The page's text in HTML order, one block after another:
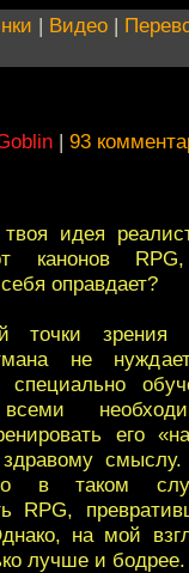
| Видео |
| 93
идея
канонов
оправдает?
зрения
не
специально
его
здравому
в таком
RPG,
на мой
лучше и бодрее.